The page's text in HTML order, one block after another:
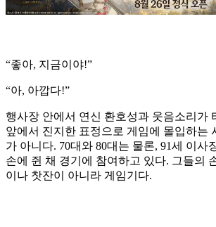
“좋아, 지금이야!”
“아, 아깝다!”
행사장 안에서 연신 환호성과 웃음소리가
앞에서 진지한 표정으로 게임에 몰입하는
가 아니다. 70대와 80대는 물론, 91세 이사
손에 쥔 채 경기에 참여하고 있다. 그들의
이나 찻잔이 아니라 게임기다.